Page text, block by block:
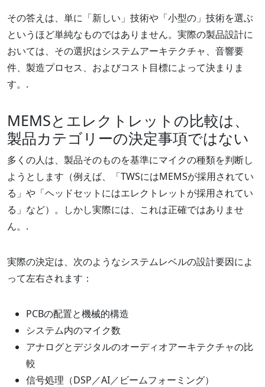
その答えは、単に「新しい」技術や「小型の」技術を選ぶ
というほど単純なものではありません。実際の製品設計に
おいては、その選択はシステムアーキテクチャ、音響要
件、製造プロセス、およびコスト目標によって決まりま
す。.
MEMSとエレクトレットの比較は、
製品カテゴリーの決定事項ではない
多くの人は、製品そのものを基準にマイクの種類を判断し
ようとします（例えば、「TWSにはMEMSが採用されてい
る」や「ヘッドセットにはエレクトレットが採用されてい
る」など）。しかし実際には、これは正確ではありませ
ん。.
実際の決定は、次のようなシステムレベルの設計要因によ
って左右されます：
PCBの配置と機械的構造
システム内のマイク数
アナログとデジタルのオーディオアーキテクチャの比
較
信号処理（DSP／AI／ビームフォーミング）